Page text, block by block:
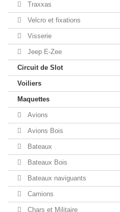
Traxxas
Velcro et fixations
Visserie
Jeep E-Zee
Circuit de Slot
Voiliers
Maquettes
Avions
Avions Bois
Bateaux
Bateaux Bois
Bateaux naviguants
Camions
Chars et Militaire